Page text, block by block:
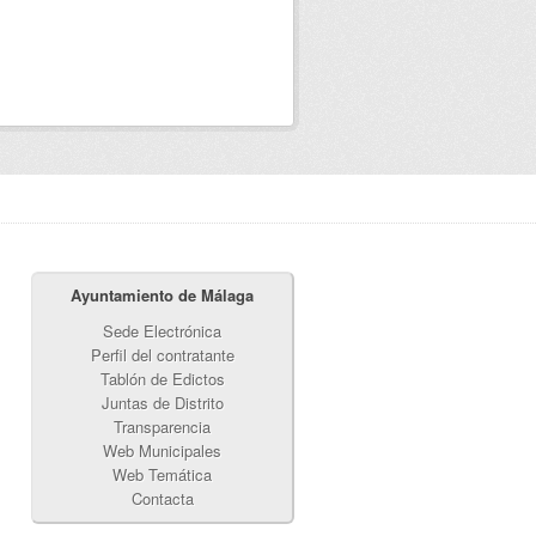
Ayuntamiento de Málaga
Sede Electrónica
Perfil del contratante
Tablón de Edictos
Juntas de Distrito
Transparencia
Web Municipales
Web Temática
Contacta